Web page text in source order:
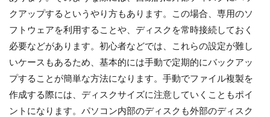
クアップするというやり方もあります。この場合、専用のソ
フトウェアを利用することや、ディスクを常時接続しておく
必要などがあります。初心者などでは、これらの設定が難し
いケースもあるため、基本的には手動で定期的にバックアッ
プすることが簡単な方法になります。手動でファイル複製を
作成する際には、ディスクサイズに注意していくこともポイ
ントになります。パソコン内部のディスクも外部のディスク